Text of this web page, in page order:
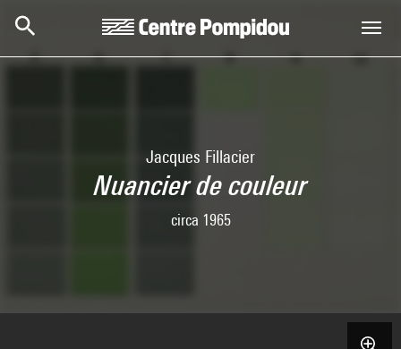
Jacques Fillacier
Nuancier de couleur
circa 1965